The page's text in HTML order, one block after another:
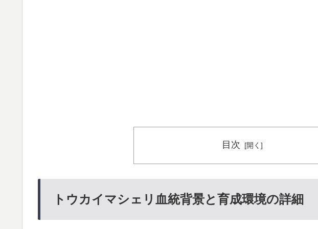
目次
トウカイマシェリ血統背景と育成環境の詳細